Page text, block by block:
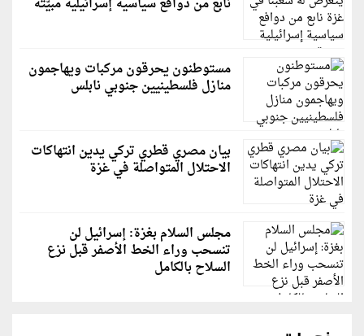
مستوطنون يحرقون مركبات ويهاجمون
منازل فلسطينيين جنوبي نابلس
بيان مصري قطري تركي يدين انتهاكات
الاحتلال المتواصلة في غزة
مجلس السلام بغزة: إسرائيل لن
تنسحب وراء الخط الأصفر قبل نزع
السلاح بالكامل